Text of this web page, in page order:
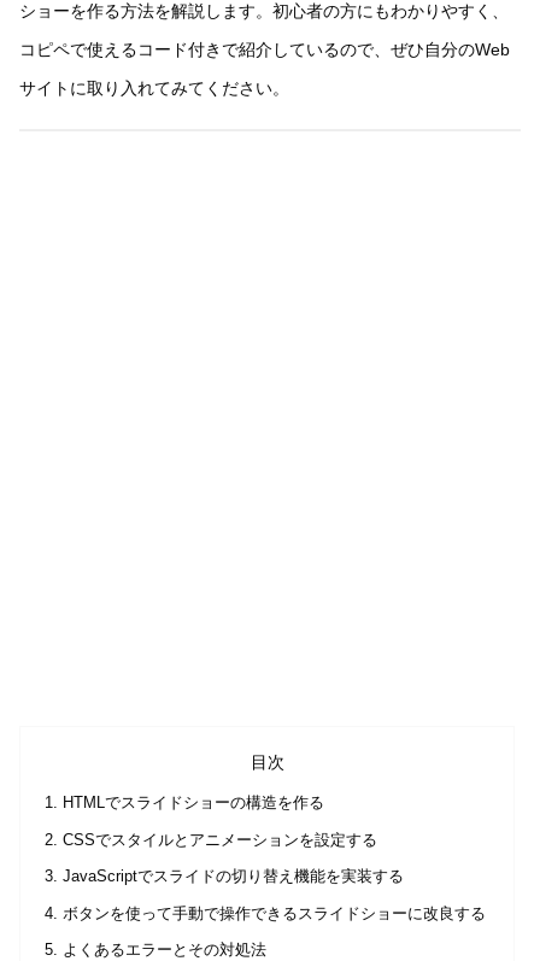
ショーを作る方法を解説します。初心者の方にもわかりやすく、
コピペで使えるコード付きで紹介しているので、ぜひ自分のWeb
サイトに取り入れてみてください。
目次
HTMLでスライドショーの構造を作る
CSSでスタイルとアニメーションを設定する
JavaScriptでスライドの切り替え機能を実装する
ボタンを使って手動で操作できるスライドショーに改良する
よくあるエラーとその対処法